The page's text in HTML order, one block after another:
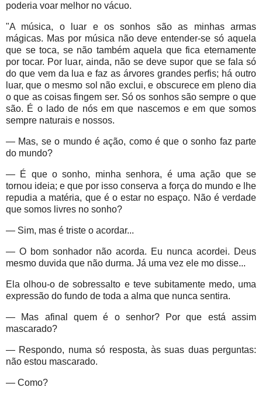
poderia voar melhor no vácuo.
"A música, o luar e os sonhos são as minhas armas
mágicas. Mas por música não deve entender-se só aquela
que se toca, se não também aquela que fica eternamente
por tocar. Por luar, ainda, não se deve supor que se fala só
do que vem da lua e faz as árvores grandes perfis; há outro
luar, que o mesmo sol não exclui, e obscurece em pleno dia
o que as coisas fingem ser. Só os sonhos são sempre o que
são. É o lado de nós em que nascemos e em que somos
sempre naturais e nossos.
— Mas, se o mundo é ação, como é que o sonho faz parte
do mundo?
— É que o sonho, minha senhora, é uma ação que se
tornou ideia; e que por isso conserva a força do mundo e lhe
repudia a matéria, que é o estar no espaço. Não é verdade
que somos livres no sonho?
— Sim, mas é triste o acordar...
— O bom sonhador não acorda. Eu nunca acordei. Deus
mesmo duvida que não durma. Já uma vez ele mo disse...
Ela olhou-o de sobressalto e teve subitamente medo, uma
expressão do fundo de toda a alma que nunca sentira.
— Mas afinal quem é o senhor? Por que está assim
mascarado?
— Respondo, numa só resposta, às suas duas perguntas:
não estou mascarado.
— Como?